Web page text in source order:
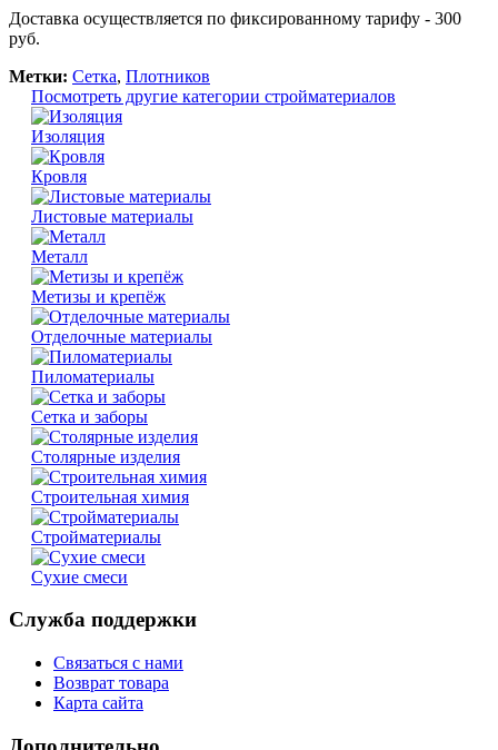
Доставка осуществляется по фиксированному тарифу - 300
руб.
Метки: Сетка, Плотников
Посмотреть другие категории стройматериалов
Изоляция
Кровля
Листовые материалы
Металл
Метизы и крепёж
Отделочные материалы
Пиломатериалы
Сетка и заборы
Столярные изделия
Строительная химия
Стройматериалы
Сухие смеси
Служба поддержки
Связаться с нами
Возврат товара
Карта сайта